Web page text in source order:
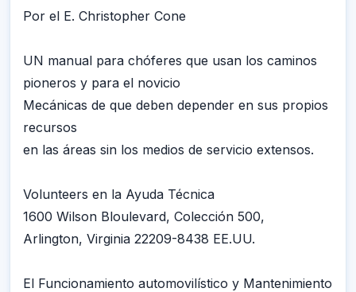
Por el E. Christopher Cone
UN manual para chóferes que usan los caminos
pioneros y para el novicio
Mecánicas de que deben depender en sus propios
recursos
en las áreas sin los medios de servicio extensos.
Volunteers en la Ayuda Técnica
1600 Wilson Bloulevard, Colección 500,
Arlington, Virginia 22209-8438 EE.UU.
El Funcionamiento automovilístico y Mantenimiento